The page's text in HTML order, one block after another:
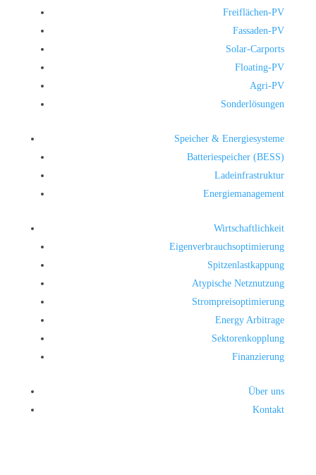
Freiflächen-PV
Fassaden-PV
Solar-Carports
Floating-PV
Agri-PV
Sonderlösungen
Speicher & Energiesysteme
Batteriespeicher (BESS)
Ladeinfrastruktur
Energiemanagement
Wirtschaftlichkeit
Eigenverbrauchsoptimierung
Spitzenlastkappung
Atypische Netznutzung
Strompreisoptimierung
Energy Arbitrage
Sektorenkopplung
Finanzierung
Über uns
Kontakt